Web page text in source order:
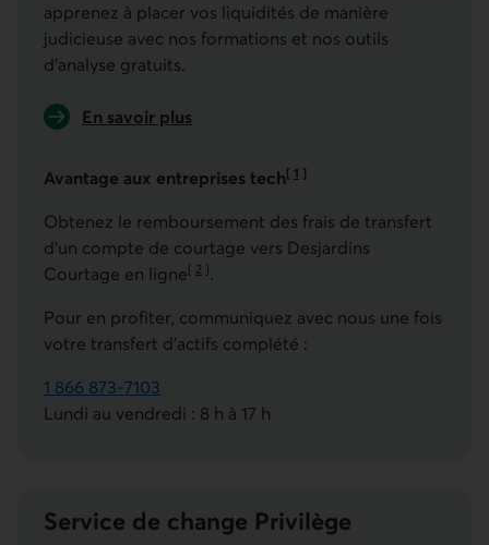
apprenez à placer vos liquidités de manière
judicieuse avec nos formations et nos outils
d'analyse gratuits.
En savoir plus
Avantage aux entreprises tech[ 1 ]
Aller à la note
Obtenez le remboursement des frais de transfert
d'un compte de courtage vers Desjardins
Courtage en ligne[ 2 ]
Aller à la note
.
Pour en profiter, communiquez avec nous une fois
votre transfert d’actifs complété :
1 866 873-7103
Ce lien lancera votre logiciel de téléphonie par défaut
Lundi au vendredi : 8 h à 17 h
Service de change Privilège